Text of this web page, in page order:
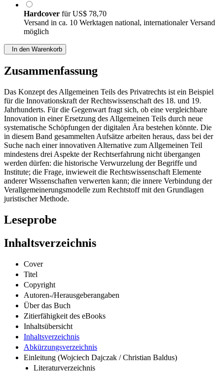
Hardcover fürUS$ 78,70
Versand in ca. 10 Werktagen national, internationaler Versand
möglich
In den Warenkorb
Zusammenfassung
Das Konzept des Allgemeinen Teils des Privatrechts ist ein Beispiel
für die Innovationskraft der Rechtswissenschaft des 18. und 19.
Jahrhunderts. Für die Gegenwart fragt sich, ob eine vergleichbare
Innovation in einer Ersetzung des Allgemeinen Teils durch neue
systematische Schöpfungen der digitalen Ära bestehen könnte. Die
in diesem Band gesammelten Aufsätze arbeiten heraus, dass bei der
Suche nach einer innovativen Alternative zum Allgemeinen Teil
mindestens drei Aspekte der Rechtserfahrung nicht übergangen
werden dürfen: die historische Verwurzelung der Begriffe und
Institute; die Frage, inwieweit die Rechtswissenschaft Elemente
anderer Wissenschaften verwerten kann; die innere Verbindung der
Verallgemeinerungsmodelle zum Rechtstoff mit den Grundlagen
juristischer Methode.
Leseprobe
Inhaltsverzeichnis
Cover
Titel
Copyright
Autoren-/Herausgeberangaben
Über das Buch
Zitierfähigkeit des eBooks
Inhaltsübersicht
Inhaltsverzeichnis
Abkürzungsverzeichnis
Einleitung (Wojciech Dajczak / Christian Baldus)
Literaturverzeichnis